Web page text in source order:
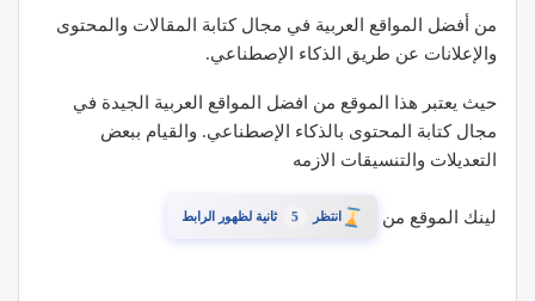
من أفضل المواقع العربية في مجال كتابة المقالات والمحتوى
والإعلانات عن طريق الذكاء الإصطناعي.
حيث يعتبر هذا الموقع من افضل المواقع العربية الجيدة في
مجال كتابة المحتوى بالذكاء الإصطناعي. والقيام ببعض
التعديلات والتنسيقات الازمه
لينك الموقع من انتظر 4 ثانية لظهور الرابط